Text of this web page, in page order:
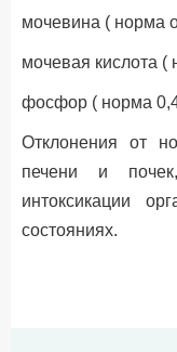
мочевина ( норма
мочевая кислота (
фосфор ( норма
Отклонения от
печени и
интоксикации
состояниях.